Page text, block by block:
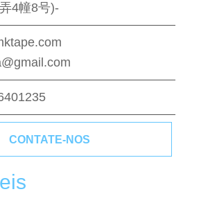
4幢8号)-
CONTATE-NOS